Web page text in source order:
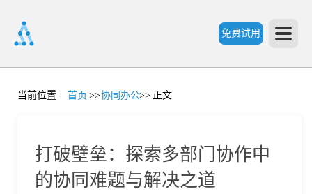
免费试用
首
当前位置 : 首页 >>协同办公>> 正文
打破壁垒：探索多部门协作中
的协同难题与解决之道